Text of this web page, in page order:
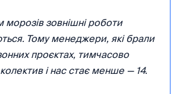
морозів зовнішні роботи
Тому менеджери, які брали
проєктах, тимчасово
і нас стає менше — 14.